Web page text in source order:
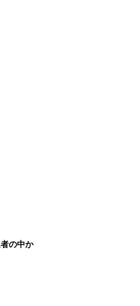
の中か